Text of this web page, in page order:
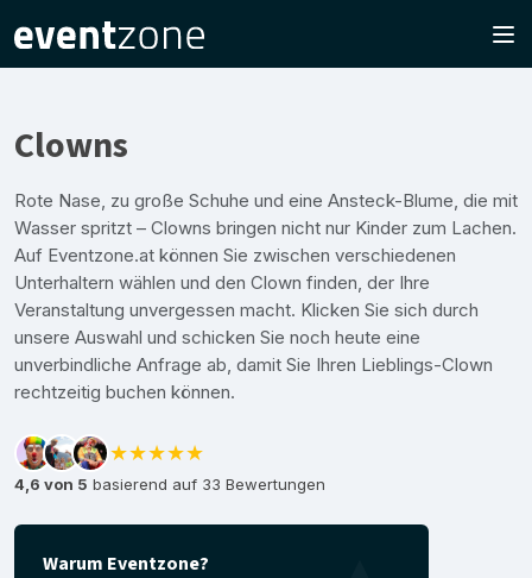
Clowns
Rote Nase, zu große Schuhe und eine Ansteck-Blume, die mit
Wasser spritzt – Clowns bringen nicht nur Kinder zum Lachen.
Auf Eventzone.at können Sie zwischen verschiedenen
Unterhaltern wählen und den Clown finden, der Ihre
Veranstaltung unvergessen macht. Klicken Sie sich durch
unsere Auswahl und schicken Sie noch heute eine
unverbindliche Anfrage ab, damit Sie Ihren Lieblings-Clown
rechtzeitig buchen können.
★★★★★
4,6 von 5 basierend auf 33 Bewertungen
Warum Eventzone?